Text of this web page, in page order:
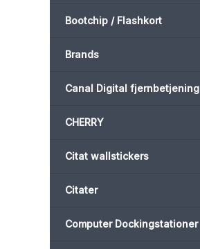
Bootchip / Flashkort
Brands
Canal Digital fjernbetjening
CHERRY
Citat wallstickers
Citater
Computer Dockingstationer